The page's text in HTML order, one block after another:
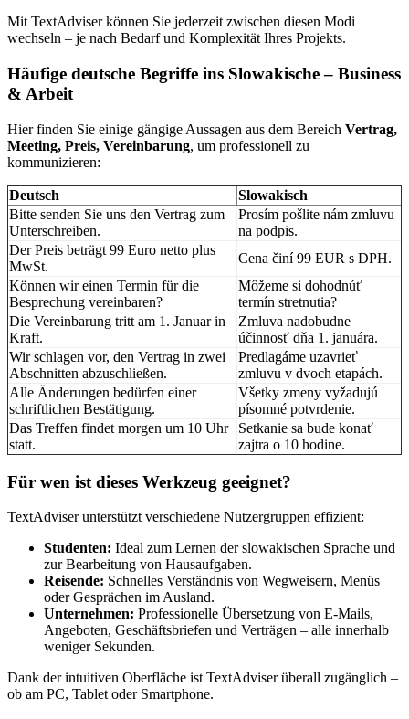
Mit TextAdviser können Sie jederzeit zwischen diesen Modi
wechseln – je nach Bedarf und Komplexität Ihres Projekts.
Häufige deutsche Begriffe ins Slowakische – Business
& Arbeit
Hier finden Sie einige gängige Aussagen aus dem Bereich Vertrag,
Meeting, Preis, Vereinbarung, um professionell zu
kommunizieren:
Deutsch
Slowakisch
Bitte senden Sie uns den Vertrag zum
Unterschreiben.
Prosím pošlite nám zmluvu
na podpis.
Der Preis beträgt 99 Euro netto plus
MwSt.
Cena činí 99 EUR s DPH.
Können wir einen Termin für die
Besprechung vereinbaren?
Môžeme si dohodnúť
termín stretnutia?
Die Vereinbarung tritt am 1. Januar in
Kraft.
Zmluva nadobudne
účinnosť dňa 1. januára.
Wir schlagen vor, den Vertrag in zwei
Abschnitten abzuschließen.
Predlagáme uzavrieť
zmluvu v dvoch etapách.
Alle Änderungen bedürfen einer
schriftlichen Bestätigung.
Všetky zmeny vyžadujú
písomné potvrdenie.
Das Treffen findet morgen um 10 Uhr
statt.
Setkanie sa bude konať
zajtra o 10 hodine.
Für wen ist dieses Werkzeug geeignet?
TextAdviser unterstützt verschiedene Nutzergruppen effizient:
Studenten: Ideal zum Lernen der slowakischen Sprache und
zur Bearbeitung von Hausaufgaben.
Reisende: Schnelles Verständnis von Wegweisern, Menüs
oder Gesprächen im Ausland.
Unternehmen: Professionelle Übersetzung von E-Mails,
Angeboten, Geschäftsbriefen und Verträgen – alle innerhalb
weniger Sekunden.
Dank der intuitiven Oberfläche ist TextAdviser überall zugänglich –
ob am PC, Tablet oder Smartphone.